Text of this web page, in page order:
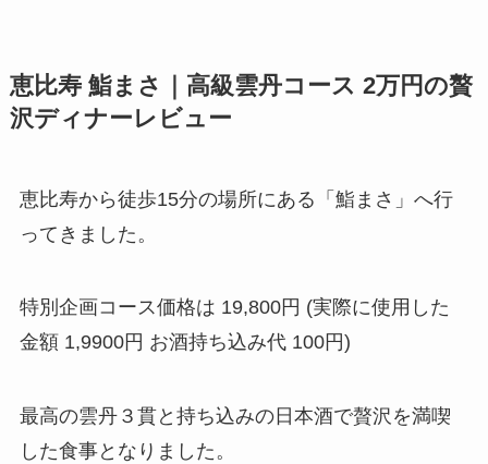
恵比寿 鮨まさ｜高級雲丹コース 2万円の贅
沢ディナーレビュー
恵比寿から徒歩15分の場所にある「鮨まさ」へ行
ってきました。
特別企画コース価格は 19,800円 (実際に使用した
金額 1,9900円 お酒持ち込み代 100円)
最高の雲丹３貫と持ち込みの日本酒で贅沢を満喫
した食事となりました。